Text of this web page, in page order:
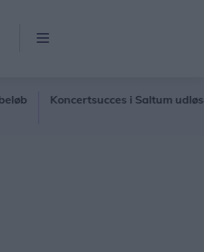
Koncertsucces i Saltum udløser